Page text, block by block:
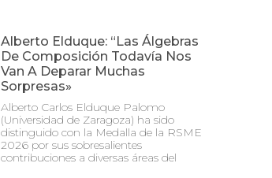
Alberto Elduque: “Las Álgebras
De Composición Todavía Nos
Van A Deparar Muchas
Sorpresas»
Alberto Carlos Elduque Palomo
(Universidad de Zaragoza) ha sido
distinguido con la Medalla de la RSME
2026 por sus sobresalientes
contribuciones a diversas áreas del